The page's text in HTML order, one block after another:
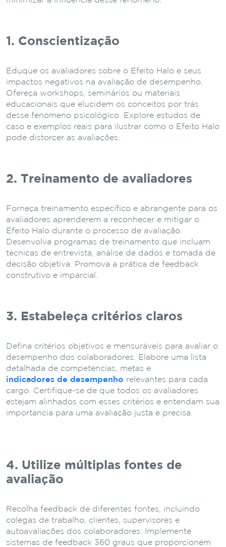
1. Conscientização
Eduque os avaliadores sobre o Efeito Halo e seus
impactos negativos na avaliação de desempenho.
Ofereça workshops, seminários ou materiais
educacionais que elucidem os conceitos por trás
desse fenômeno psicológico. Explore estudos de
caso e exemplos reais para ilustrar como o Efeito Halo
pode distorcer as avaliações.
2. Treinamento de avaliadores
Forneça treinamento específico e abrangente para os
avaliadores aprenderem a reconhecer e mitigar o
Efeito Halo durante o processo de avaliação.
Desenvolva programas de treinamento que incluam
técnicas de entrevista, análise de dados e tomada de
decisão objetiva. Promova a prática de feedback
construtivo e imparcial.
3. Estabeleça critérios claros
Defina critérios objetivos e mensuráveis para avaliar o
desempenho dos colaboradores. Elabore uma lista
detalhada de competências, metas e
indicadores de desempenho relevantes para cada
cargo. Certifique-se de que todos os avaliadores
estejam alinhados com esses critérios e entendam sua
importância para uma avaliação justa e precisa.
4. Utilize múltiplas fontes de
avaliação
Recolha feedback de diferentes fontes, incluindo
colegas de trabalho, clientes, supervisores e
autoavaliações dos colaboradores. Implemente
sistemas de feedback 360 graus que proporcionem